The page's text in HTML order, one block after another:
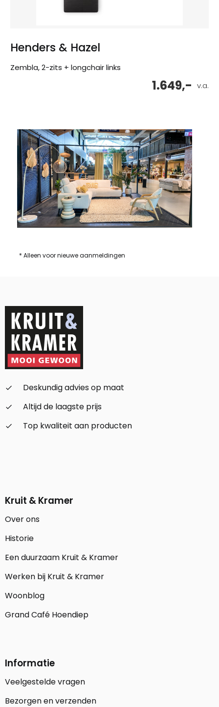
Henders & Hazel
Zembla, 2-zits + longchair links
v.a.
1.649,-
* Alleen voor nieuwe aanmeldingen
check_small
Deskundig advies op maat
check_small
Altijd de laagste prijs
check_small
Top kwaliteit aan producten
Kruit & Kramer
Over ons
Historie
Een duurzaam Kruit & Kramer
Werken bij Kruit & Kramer
Woonblog
Grand Café Hoendiep
Informatie
Veelgestelde vragen
Bezorgen en verzenden